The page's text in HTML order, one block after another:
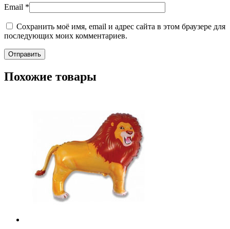
Email *
Сохранить моё имя, email и адрес сайта в этом браузере для
последующих моих комментариев.
Похожие товары